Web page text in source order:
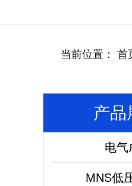
当前位置： 首
产品
电气
MNS低